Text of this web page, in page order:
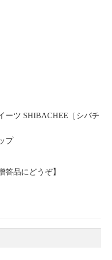
ーツ SHIBACHEE［シバチ
プ
答品にどうぞ】